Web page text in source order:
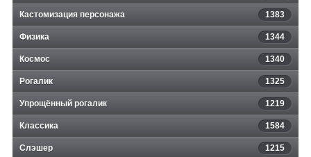
Кастомизация персонажа 1383
Физика 1344
Космос 1340
Рогалик 1325
Упрощённый рогалик 1219
Классика 1584
Слэшер 1215